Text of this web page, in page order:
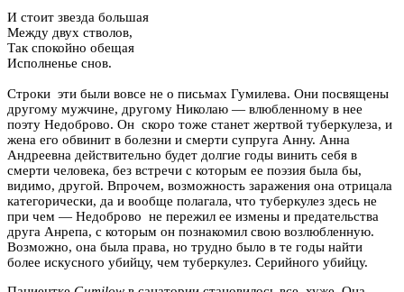
И стоит звезда большая
Между двух стволов,
Так спокойно обещая
Исполненье снов.
Строки эти были вовсе не о письмах Гумилева. Они посвящены
другому мужчине, другому Николаю — влюбленному в нее
поэту Недоброво. Он скоро тоже станет жертвой туберкулеза, и
жена его обвинит в болезни и смерти супруга Анну. Анна
Андреевна действительно будет долгие годы винить себя в
смерти человека, без встречи с которым ее поэзия была бы,
видимо, другой. Впрочем, возможность заражения она отрицала
категорически, да и вообще полагала, что туберкулез здесь не
при чем — Недоброво не пережил ее измены и предательства
друга Анрепа, с которым он познакомил свою возлюбленную.
Возможно, она была права, но трудно было в те годы найти
более искусного убийцу, чем туберкулез. Серийного убийцу.